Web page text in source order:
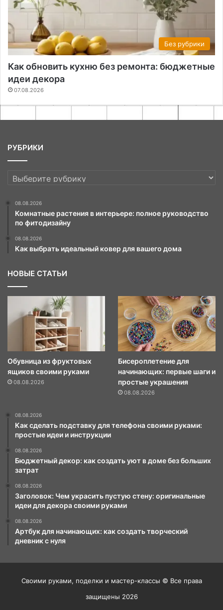
Без рубрики
Как обновить кухню без ремонта: бюджетные
идеи декора
07.08.2026
РУБРИКИ
РУБРИКИ
08.08.2026
Комнатные растения в интерьере: полное руководство
по фитодизайну
08.08.2026
Как выбрать идеальный ковер для вашего дома
НОВЫЕ СТАТЬИ
Обувница из фруктовых
ящиков своими руками
08.08.2026
Бисероплетение для
начинающих: первые шаги и
простые украшения
08.08.2026
08.08.2026
Как сделать подставку для телефона своими руками:
простые идеи и инструкции
08.08.2026
Бюджетный декор: как создать уют в доме без больших
затрат
08.08.2026
Заголовок: Чем украсить пустую стену: оригинальные
идеи для декора своими руками
08.08.2026
Артбук для начинающих: как создать творческий
дневник с нуля
Своими руками, поделки и мастер-классы © Все права
защищены 2026